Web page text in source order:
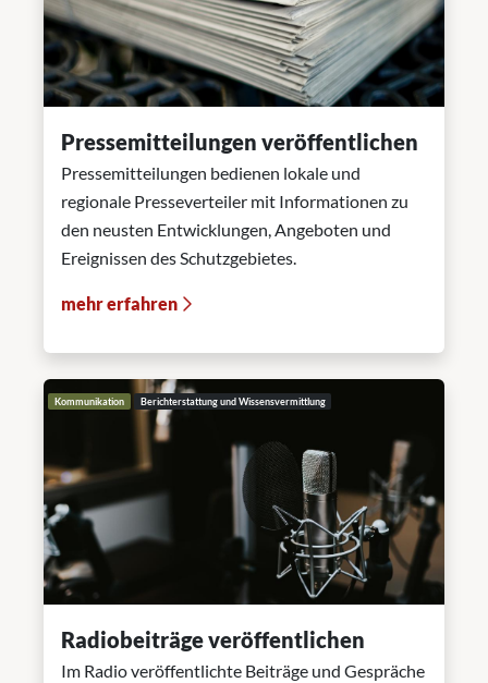
Pressemitteilungen veröffentlichen
Pressemitteilungen bedienen lokale und
regionale Presseverteiler mit Informationen zu
den neusten Entwicklungen, Angeboten und
Ereignissen des Schutzgebietes.
mehr erfahren
Kommunikation Berichterstattung und Wissensvermittlung
Radiobeiträge veröffentlichen
Im Radio veröffentlichte Beiträge und Gespräche